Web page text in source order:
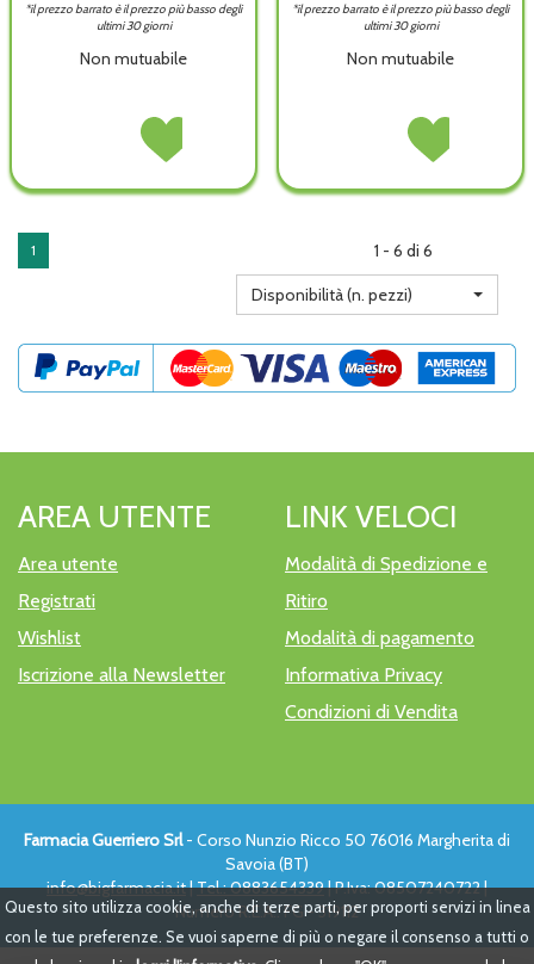
Questo sito utilizza cookie, anche di terze parti, per proporti servizi in linea
con le tue preferenze. Se vuoi saperne di più o negare il consenso a tutti o
*il prezzo barrato è il prezzo più basso degli
ultimi 30 giorni
Non mutuabile
DURACELL
312
Acquista DURACELL
EASY
312
*il prezzo barrato è il prezzo più basso degli
ultimi 30 giorni
Non mutuabile
EXTRAFINE
ANALISI non
disponibile
Acquista
SANITY
ANALISI alla
1 1 - 6 di 6
Disponibilità (n. pezzi)
AREA UTENTE
Area utente
Registrati
Wishlist
Iscrizione alla Newsletter
LINK VELOCI
Modalità di Spedizione e
Ritiro
Modalità di pagamento
Informativa Privacy
Condizioni di Vendita
Farmacia Guerriero Srl- Corso Nunzio Ricco 50 76016 Margherita di
Savoia (BT)
info@bigfarmacia.it|Tel.: 0883654339| P.Iva: 08507240722 |
Numero R.E.A.: FG - 319112